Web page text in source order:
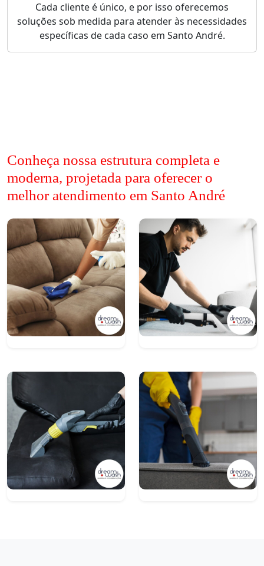
Cada cliente é único, e por isso oferecemos
soluções sob medida para atender às necessidades
específicas de cada caso em Santo André.
Conheça nossa estrutura completa e
moderna, projetada para oferecer o
melhor atendimento em Santo André